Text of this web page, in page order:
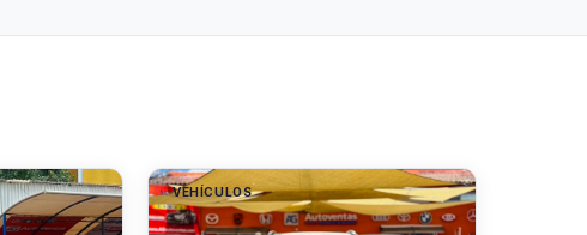
VEHÍCULOS